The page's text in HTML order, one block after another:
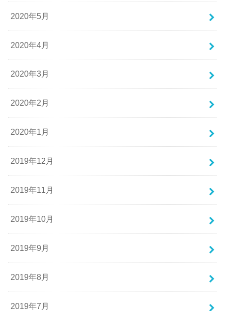
2020年5月
2020年4月
2020年3月
2020年2月
2020年1月
2019年12月
2019年11月
2019年10月
2019年9月
2019年8月
2019年7月